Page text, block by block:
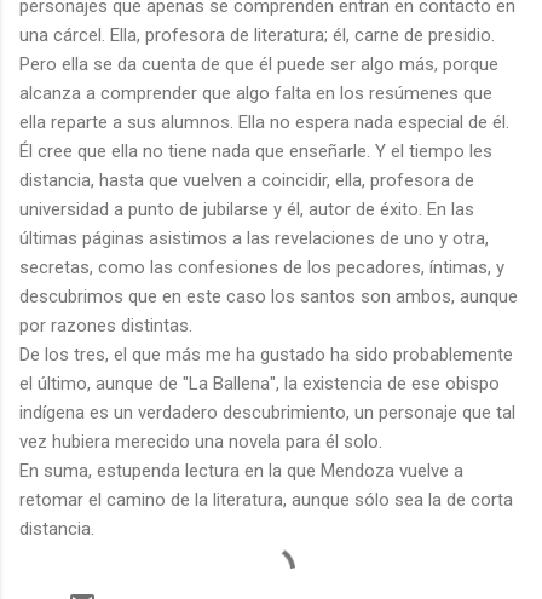
personajes que apenas se comprenden entran en contacto en
una cárcel. Ella, profesora de literatura; él, carne de presidio.
Pero ella se da cuenta de que él puede ser algo más, porque
alcanza a comprender que algo falta en los resúmenes que
ella reparte a sus alumnos. Ella no espera nada especial de él.
Él cree que ella no tiene nada que enseñarle. Y el tiempo les
distancia, hasta que vuelven a coincidir, ella, profesora de
universidad a punto de jubilarse y él, autor de éxito. En las
últimas páginas asistimos a las revelaciones de uno y otra,
secretas, como las confesiones de los pecadores, íntimas, y
descubrimos que en este caso los santos son ambos, aunque
por razones distintas.
De los tres, el que más me ha gustado ha sido probablemente
el último, aunque de "La Ballena", la existencia de ese obispo
indígena es un verdadero descubrimiento, un personaje que tal
vez hubiera merecido una novela para él solo.
En suma, estupenda lectura en la que Mendoza vuelve a
retomar el camino de la literatura, aunque sólo sea la de corta
distancia.